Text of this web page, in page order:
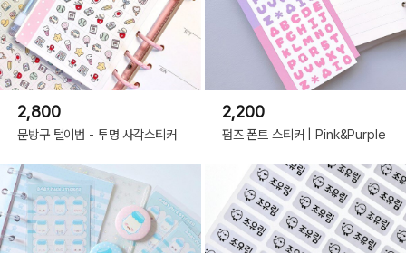
2,800
문방구 털이범 - 투명 사각스티커
2,200
펌즈 폰트 스티커 | Pink&Purple